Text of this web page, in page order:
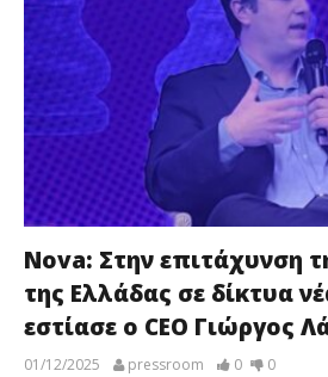
Nova: Στην επιτάχυνση
της Ελλάδας σε δίκτυα
εστίασε ο CEO Γιώργος
01/12/2025 pressroom 0 0